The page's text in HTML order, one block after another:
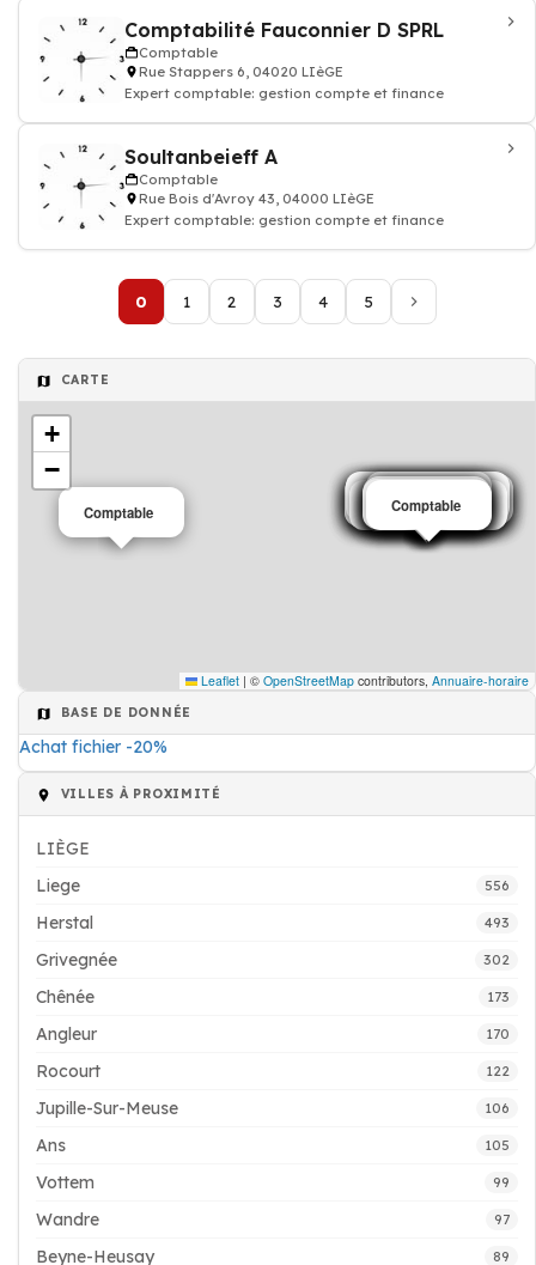
Comptabilité Fauconnier D SPRL
Comptable
Rue Stappers 6, 04020 LIèGE
Expert comptable: gestion compte et finance
Soultanbeieff A
Comptable
Rue Bois d'Avroy 43, 04000 LIèGE
Expert comptable: gestion compte et finance
0 1 2 3 4 5
CARTE
Salon de coiffure
Salon de coiffure
Salon de coiffure
Salon de coiffure
Salon de coiffure
Salon de coiffure
Salon de coiffure
Communication
Comptable
Comptable
Comptable
Comptable
Comptable
Comptable
Comptable
Comptable
Comptable
Comptable
Comptable
Comptable
+
−
Leaflet | © OpenStreetMap contributors, Annuaire-horaire
BASE DE DONNÉE
Achat fichier -20%
VILLES À PROXIMITÉ
LIÈGE
Liege
556
Herstal 493
Grivegnée 302
Chênée 173
Angleur 170
Rocourt 122
Jupille-Sur-Meuse 106
Ans 105
Vottem 99
Wandre 97
Beyne-Heusay 89